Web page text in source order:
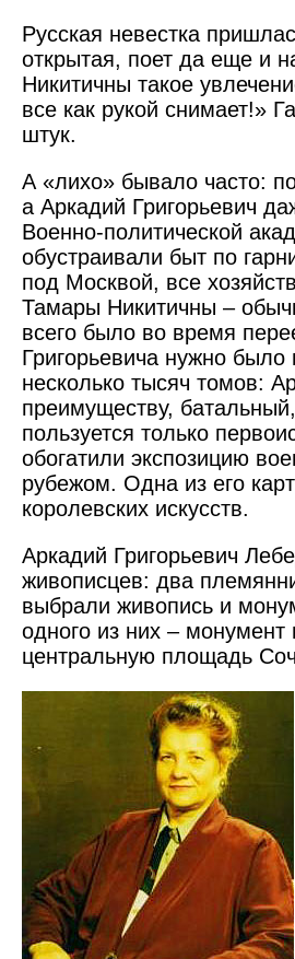
Русская невестка
открытая, поет да еще и
Никитичны такое
все как рукой снимает!»
штук.
А «лихо» бывало часто:
а Аркадий Григорьевич
Военно-политической
обустраивали быт по
под Москвой, все
Тамары Никитичны –
всего было во время
Григорьевича нужно было
несколько тысяч томов:
преимуществу,
пользуется только
обогатили экспозицию
рубежом. Одна из его
королевских искусств.
Аркадий Григорьевич
живописцев: два
выбрали живопись и
одного из них –
центральную площадь